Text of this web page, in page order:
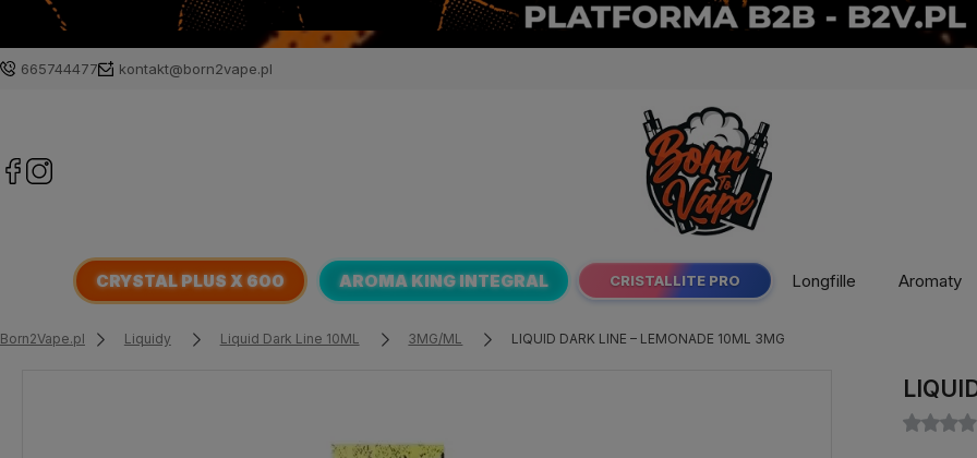
665744477 kontakt@born2vape.pl
CRYSTAL PLUS X 600 AROMA KING INTEGRAL CRISTALLITE PRO Longfille Aromaty
Born2Vape.pl Liquidy Liquid Dark Line 10ML 3MG/ML LIQUID DARK LINE – LEMONADE 10ML 3MG